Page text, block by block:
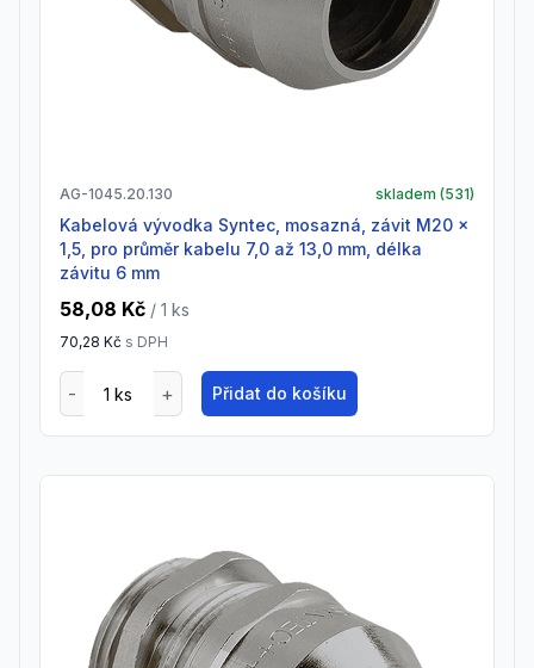
AG-1045.20.130 skladem (531)
Kabelová vývodka Syntec, mosazná, závit M20 x
1,5, pro průměr kabelu 7,0 až 13,0 mm, délka
závitu 6 mm
58,08 Kč / 1 ks
70,28 Kč s DPH
Přidat do košíku